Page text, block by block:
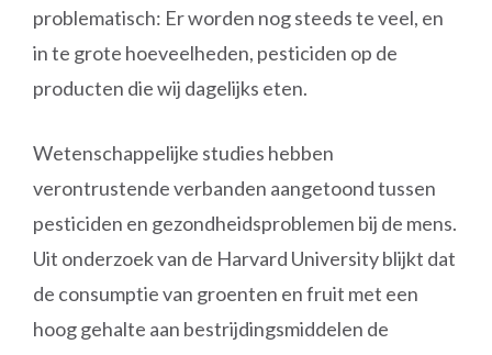
problematisch: Er worden nog steeds te veel, en
in te grote hoeveelheden, pesticiden op de
producten die wij dagelijks eten.
Wetenschappelijke studies hebben
verontrustende verbanden aangetoond tussen
pesticiden en gezondheidsproblemen bij de mens.
Uit onderzoek van de Harvard University blijkt dat
de consumptie van groenten en fruit met een
hoog gehalte aan bestrijdingsmiddelen de